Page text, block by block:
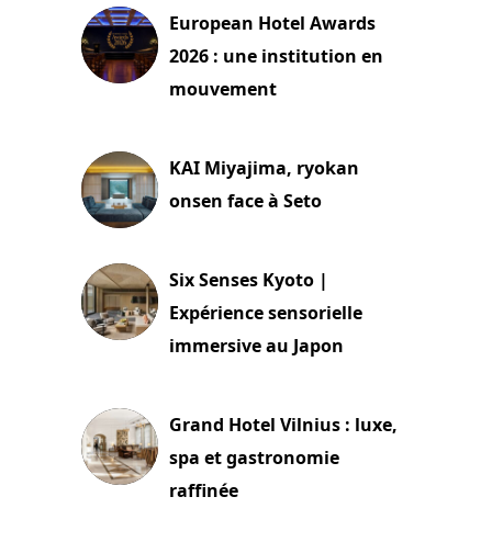
European Hotel Awards
2026 : une institution en
mouvement
KAI Miyajima, ryokan
onsen face à Seto
Six Senses Kyoto |
Expérience sensorielle
immersive au Japon
Grand Hotel Vilnius : luxe,
spa et gastronomie
raffinée